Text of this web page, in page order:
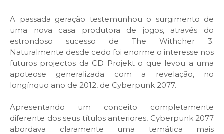
A passada geração testemunhou o surgimento de
uma nova casa produtora de jogos, através do
estrondoso sucesso de The Withcher 3.
Naturalmente desde cedo foi enorme o interesse nos
futuros projectos da CD Projekt o que levou a uma
apoteose generalizada com a revelação, no
longínquo ano de 2012, de Cyberpunk 2077.
Apresentando um conceito completamente
diferente dos seus títulos anteriores, Cyberpunk 2077
abordava claramente uma temática mais